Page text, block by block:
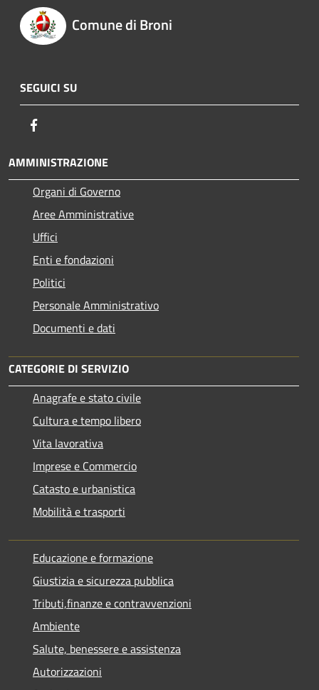
Comune di Broni
SEGUICI SU
AMMINISTRAZIONE
Organi di Governo
Aree Amministrative
Uffici
Enti e fondazioni
Politici
Personale Amministrativo
Documenti e dati
CATEGORIE DI SERVIZIO
Anagrafe e stato civile
Cultura e tempo libero
Vita lavorativa
Imprese e Commercio
Catasto e urbanistica
Mobilità e trasporti
Educazione e formazione
Giustizia e sicurezza pubblica
Tributi,finanze e contravvenzioni
Ambiente
Salute, benessere e assistenza
Autorizzazioni